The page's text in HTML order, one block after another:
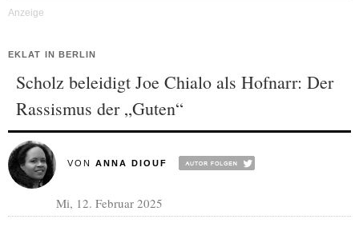
EKLAT IN BERLIN
Scholz beleidigt Joe Chialo als Hofnarr: Der
Rassismus der „Guten“
VON ANNA DIOUF
Mi, 12. Februar 2025